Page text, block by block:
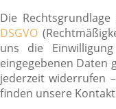
Die
DSGVO
uns die
eingegebenen Daten
jederzeit widerrufen
finden unsere